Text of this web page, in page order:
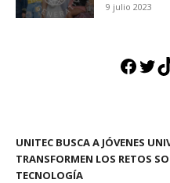
9 julio 2023
UNITEC BUSCA A JÓVENES
TRANSFORMEN LOS RETOS
TECNOLOGÍA